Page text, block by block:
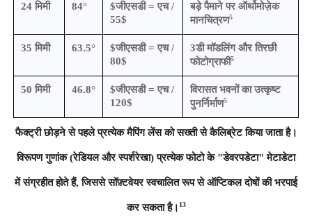
24 मिमी 84°
$जीएसडी = एच /
55$
बड़े पैमाने पर ऑर्थोमोज़ेक
मानचित्रण5
35 मिमी 63.5°
$जीएसडी = एच /
80$
3डी मॉडलिंग और तिरछी
फोटोग्राफी5
50 मिमी 46.8°
$जीएसडी = एच /
120$
विरासत भवनों का उत्कृष्ट
पुनर्निर्माण5
फैक्ट्री छोड़ने से पहले प्रत्येक मैपिंग लेंस को सख्ती से कैलिब्रेट किया जाता है।
विरूपण गुणांक (रेडियल और स्पर्शरेखा) प्रत्येक फोटो के "डेवरपडेटा" मेटाडेटा
में संग्रहीत होते हैं, जिससे सॉफ़्टवेयर स्वचालित रूप से ऑप्टिकल दोषों की भरपाई
कर सकता है। 13